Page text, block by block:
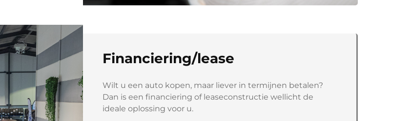
Financiering/lease
Wilt u een auto kopen, maar liever in termijnen betalen?
Dan is een financiering of leaseconstructie wellicht de
ideale oplossing voor u.